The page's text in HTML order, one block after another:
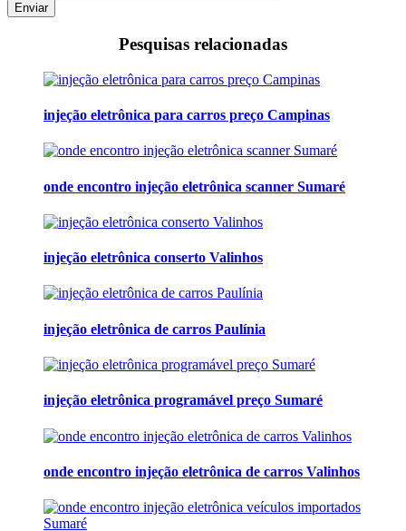
Enviar
Pesquisas relacionadas
injeção eletrônica para carros preço Campinas
onde encontro injeção eletrônica scanner Sumaré
injeção eletrônica conserto Valinhos
injeção eletrônica de carros Paulínia
injeção eletrônica programável preço Sumaré
onde encontro injeção eletrônica de carros Valinhos